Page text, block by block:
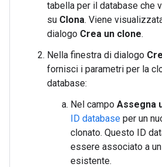
tabella per il database che
su Clona. Viene
dialogo Crea un clone.
Nella finestra di dialogo
fornisci i parametri per la
database:
Nel campo Assegna
ID database per un
clonato. Questo ID
essere associato a
esistente.